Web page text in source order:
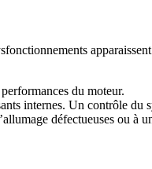
du moteur.
internes. Un contrôle du
défectueuses ou à